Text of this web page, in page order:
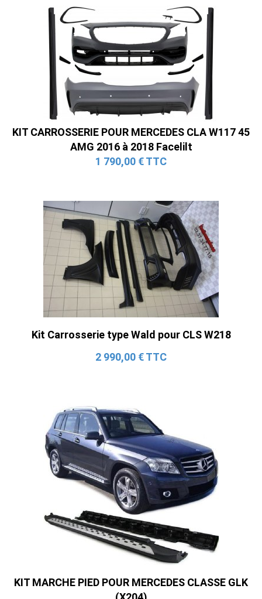
KIT CARROSSERIE POUR MERCEDES CLA W117 45
AMG 2016 à 2018 Facelilt
1 790,00 € TTC
Kit Carrosserie type Wald pour CLS W218
2 990,00 € TTC
KIT MARCHE PIED POUR MERCEDES CLASSE GLK